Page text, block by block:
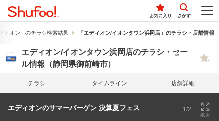
お気に入り さがす
ィオン」のチラシ検索結果 「エディオン/イオンタウン浜岡店」のチラシ・店舗情報
エディオン/イオンタウン浜岡店のチラシ・セー
ル情報（静岡県御前崎市）
チラシ タイム ライン 店舗詳細
エディオンのサマーバーゲン 決算夏フェス 1/2
拡大